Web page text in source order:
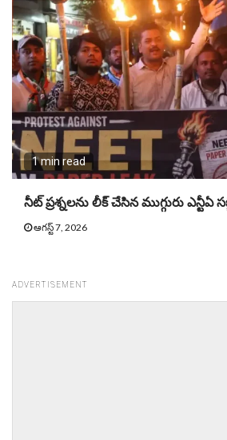
1 min read
నీట్ ప్ర‌శ్న‌ల‌ను లీక్ చేసిన ముగ్గురు ఎన్టీఏ
ఆగస్ట్ 7, 2026
ADVERTISEMENT